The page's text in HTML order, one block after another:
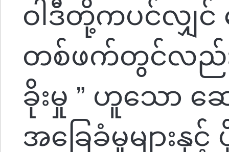
ဝါဒီတို့ကပင်လျှင်
တစ်ဖက်တွင်လည်
ခိုးမှု ” ဟူသော ဆ
အခြေခံမူများ